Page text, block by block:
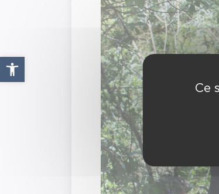
Ouvrir la barre d’outils
Ce